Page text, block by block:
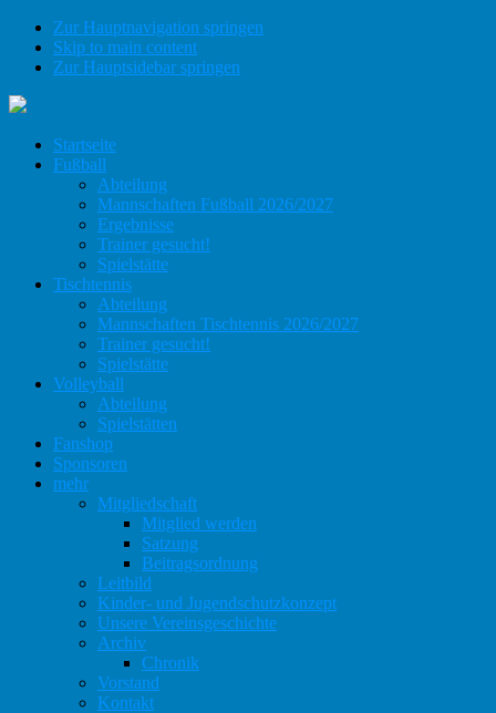
Zur Hauptnavigation springen
Skip to main content
Zur Hauptsidebar springen
Startseite
Fußball
Abteilung
Mannschaften Fußball 2026/2027
Ergebnisse
Trainer gesucht!
Spielstätte
Tischtennis
Abteilung
Mannschaften Tischtennis 2026/2027
Trainer gesucht!
Spielstätte
Volleyball
Abteilung
Spielstätten
Fanshop
Sponsoren
mehr
Mitgliedschaft
Mitglied werden
Satzung
Beitragsordnung
Leitbild
Kinder- und Jugendschutzkonzept
Unsere Vereinsgeschichte
Archiv
Chronik
Vorstand
Kontakt